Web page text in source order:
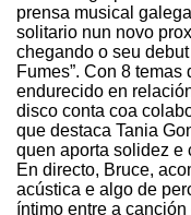
prensa musical
solitario nun novo
chegando o seu
Fumes”. Con 8
endurecido en
disco conta coa
que destaca Tania
quen aporta solidez e
En directo, Bruce,
acústica e algo de
íntimo entre a